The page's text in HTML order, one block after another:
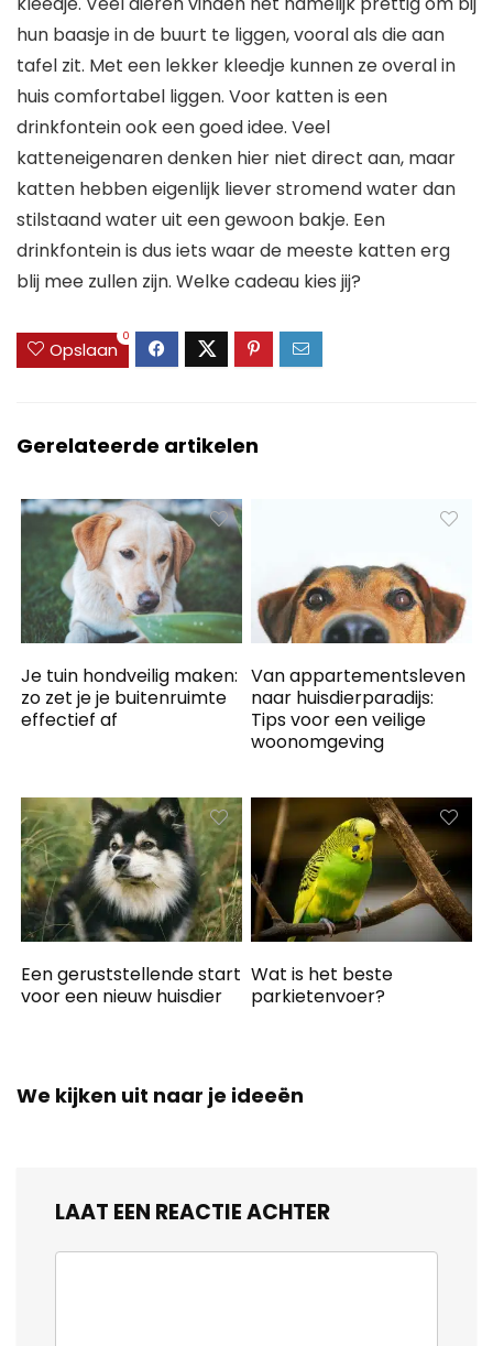
hun baasje in de buurt te liggen, vooral als die aan
tafel zit. Met een lekker kleedje kunnen ze overal in
huis comfortabel liggen. Voor katten is een
drinkfontein ook een goed idee. Veel
katteneigenaren denken hier niet direct aan, maar
katten hebben eigenlijk liever stromend water dan
stilstaand water uit een gewoon bakje. Een
drinkfontein is dus iets waar de meeste katten erg
blij mee zullen zijn. Welke cadeau kies jij?
Opslaan
0
Gerelateerde artikelen
Je tuin hondveilig maken:
zo zet je je buitenruimte
effectief af
Van appartementsleven
naar huisdierparadijs:
Tips voor een veilige
woonomgeving
Een geruststellende start
voor een nieuw huisdier
Wat is het beste
parkietenvoer?
We kijken uit naar je ideeën
LAAT EEN REACTIE ACHTER